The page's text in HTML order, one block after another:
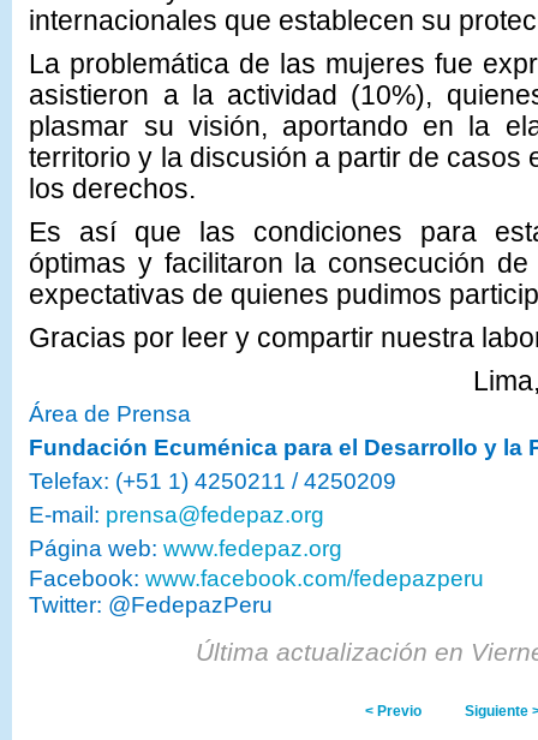
internacionales que establecen su
La problemática de las mujeres fue
asistieron a la actividad (10%),
plasmar su visión, aportando en la
territorio y la discusión a partir de casos
los derechos.
Es así que las condiciones para
óptimas y facilitaron la consecución
expectativas de quienes pudimos
Gracias por leer y compartir nuestra
Área de Prensa
Fundación Ecuménica para el Desarrollo y la
Telefax: (+51 1) 4250211 / 4250209
E-mail: prensa@fedepaz.org
Página web:www.fedepaz.org
Facebook:www.facebook.com/fedepazperu
Twitter: @FedepazPeru
Última actualización en
< Previo Siguiente